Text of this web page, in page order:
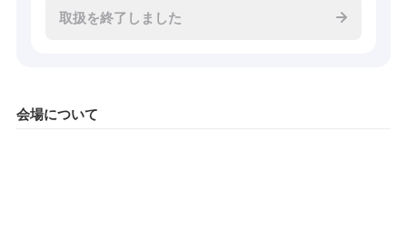
取扱を終了しました
会場について